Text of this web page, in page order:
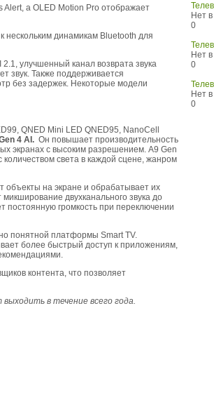
а OLED Motion Pro отображает
нескольким динамикам Bluetooth для
улучшенный канал возврата звука
звук. Также поддерживается
без задержек. Некоторые модели
QNED Mini LED QNED95, NanoCell
4 AI. Он повышает производительность
экранах с высоким разрешением. Α9 Gen
света в каждой сцене, жанром
объекты на экране и обрабатывает их
двухканального звука до
постоянную громкость при переключении
понятной платформы Smart TV.
более быстрый доступ к приложениям,
контента, что позволяет
в течение всего года.
Нет
0
Нет
0
Нет
0